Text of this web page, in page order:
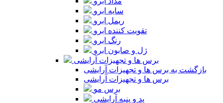
سایه ابرو
ریمل ابرو
تقویت کننده ابرو
رنگ ابرو
ژل و صابون ابرو
برس ها و تجهیزات آرایشی
بازگشت به برس ها و تجهیزات آرایشی
برس ها و تجهیزات آرایشی
برس مو
پد و پنبه آرایشی